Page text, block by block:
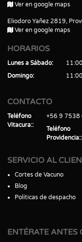
Ver en google maps
Eliodoro Yañez 2819,
Ver en google maps
HORARIOS
Lunes a Sábado
Domingo
CONTACTO
Teléfono
Vitacura:
+56 9 7538
Teléfono
Providencia:
SERVICIO AL
Cortes de Vacuno
Blog
Políticas de despacho
ENTÉRATE ANTES